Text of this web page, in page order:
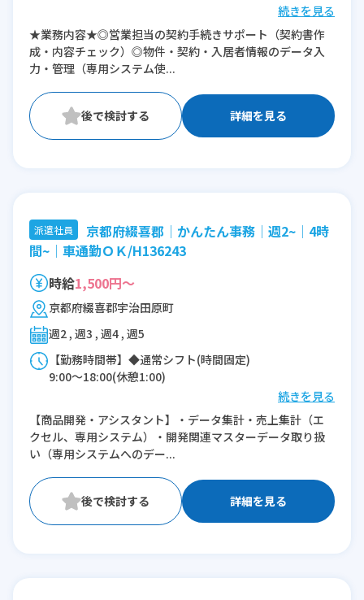
※残業：10時間程度/月
続きを見る
★業務内容★◎営業担当の契約手続きサポート（契約書作
成・内容チェック）◎物件・契約・入居者情報のデータ入
力・管理（専用システム使...
詳細を見る
派遣社員
京都府綴喜郡│かんたん事務│週2~│4時
間~│車通勤ＯＫ/H136243
時給1,500円～
京都府綴喜郡宇治田原町
週2 , 週3 , 週4 , 週5
【勤務時間帯】◆通常シフト(時間固定)
9:00〜18:00(休憩1:00)
※時短：9:00～18:00の間で4H
実働4Hの場合、週5日勤務
続きを見る
【商品開発・アシスタント】・データ集計・売上集計（エ
クセル、専用システム）・開発関連マスターデータ取り扱
い（専用システムへのデー...
詳細を見る